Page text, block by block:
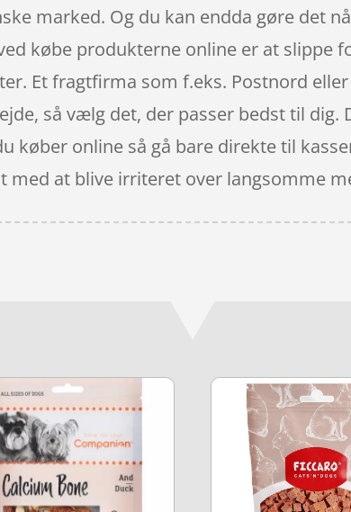
marked. Og du kan endda gøre det
købe produkterne online er at slippe
Et fragtfirma som f.eks. Postnord
så vælg det, der passer bedst til dig.
køber online så gå bare direkte til
med at blive irriteret over langsomme